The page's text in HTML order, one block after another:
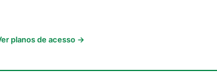
planos de acesso →